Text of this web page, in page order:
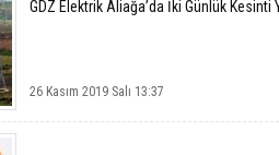
GDZ Elektrik Aliağa’da İki Günlük Kesinti
26 Kasım 2019 Salı 13:37